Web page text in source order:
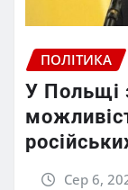
ПОЛІТИКА
У Польщі
Сер 6,